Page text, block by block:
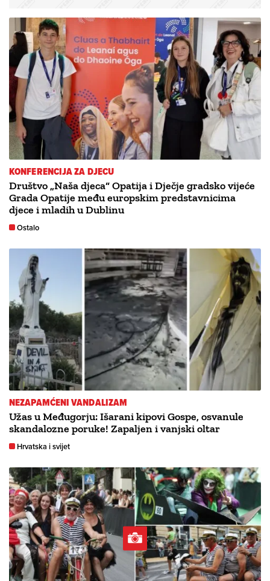
KONFERENCIJA ZA DJECU
Društvo „Naša djeca“ Opatija i Dječje gradsko vijeće
Grada Opatije među europskim predstavnicima
djece i mladih u Dublinu
Ostalo
NEZAPAMĆENI VANDALIZAM
Užas u Međugorju: Išarani kipovi Gospe, osvanule
skandalozne poruke! Zapaljen i vanjski oltar
Hrvatska i svijet